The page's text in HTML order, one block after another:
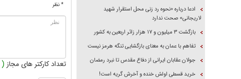
* نظر
تعداد کارکتر های مجاز ( 200 )
ادعا درباره «نحوه رد زنی محل استقرار شهید
لاریجانی» صحت ندارد
بازگشت ۳ میلیون و ۱۷ هزار زائر اربعین به کشور
تفاهم با عمان به معنای بازگشایی تنگه هرمز نیست
جولان عقابان ایرانی از دفاع مقدس تا نبرد رمضان
خرید قسطی اولش خنده و آخرش گریه است!